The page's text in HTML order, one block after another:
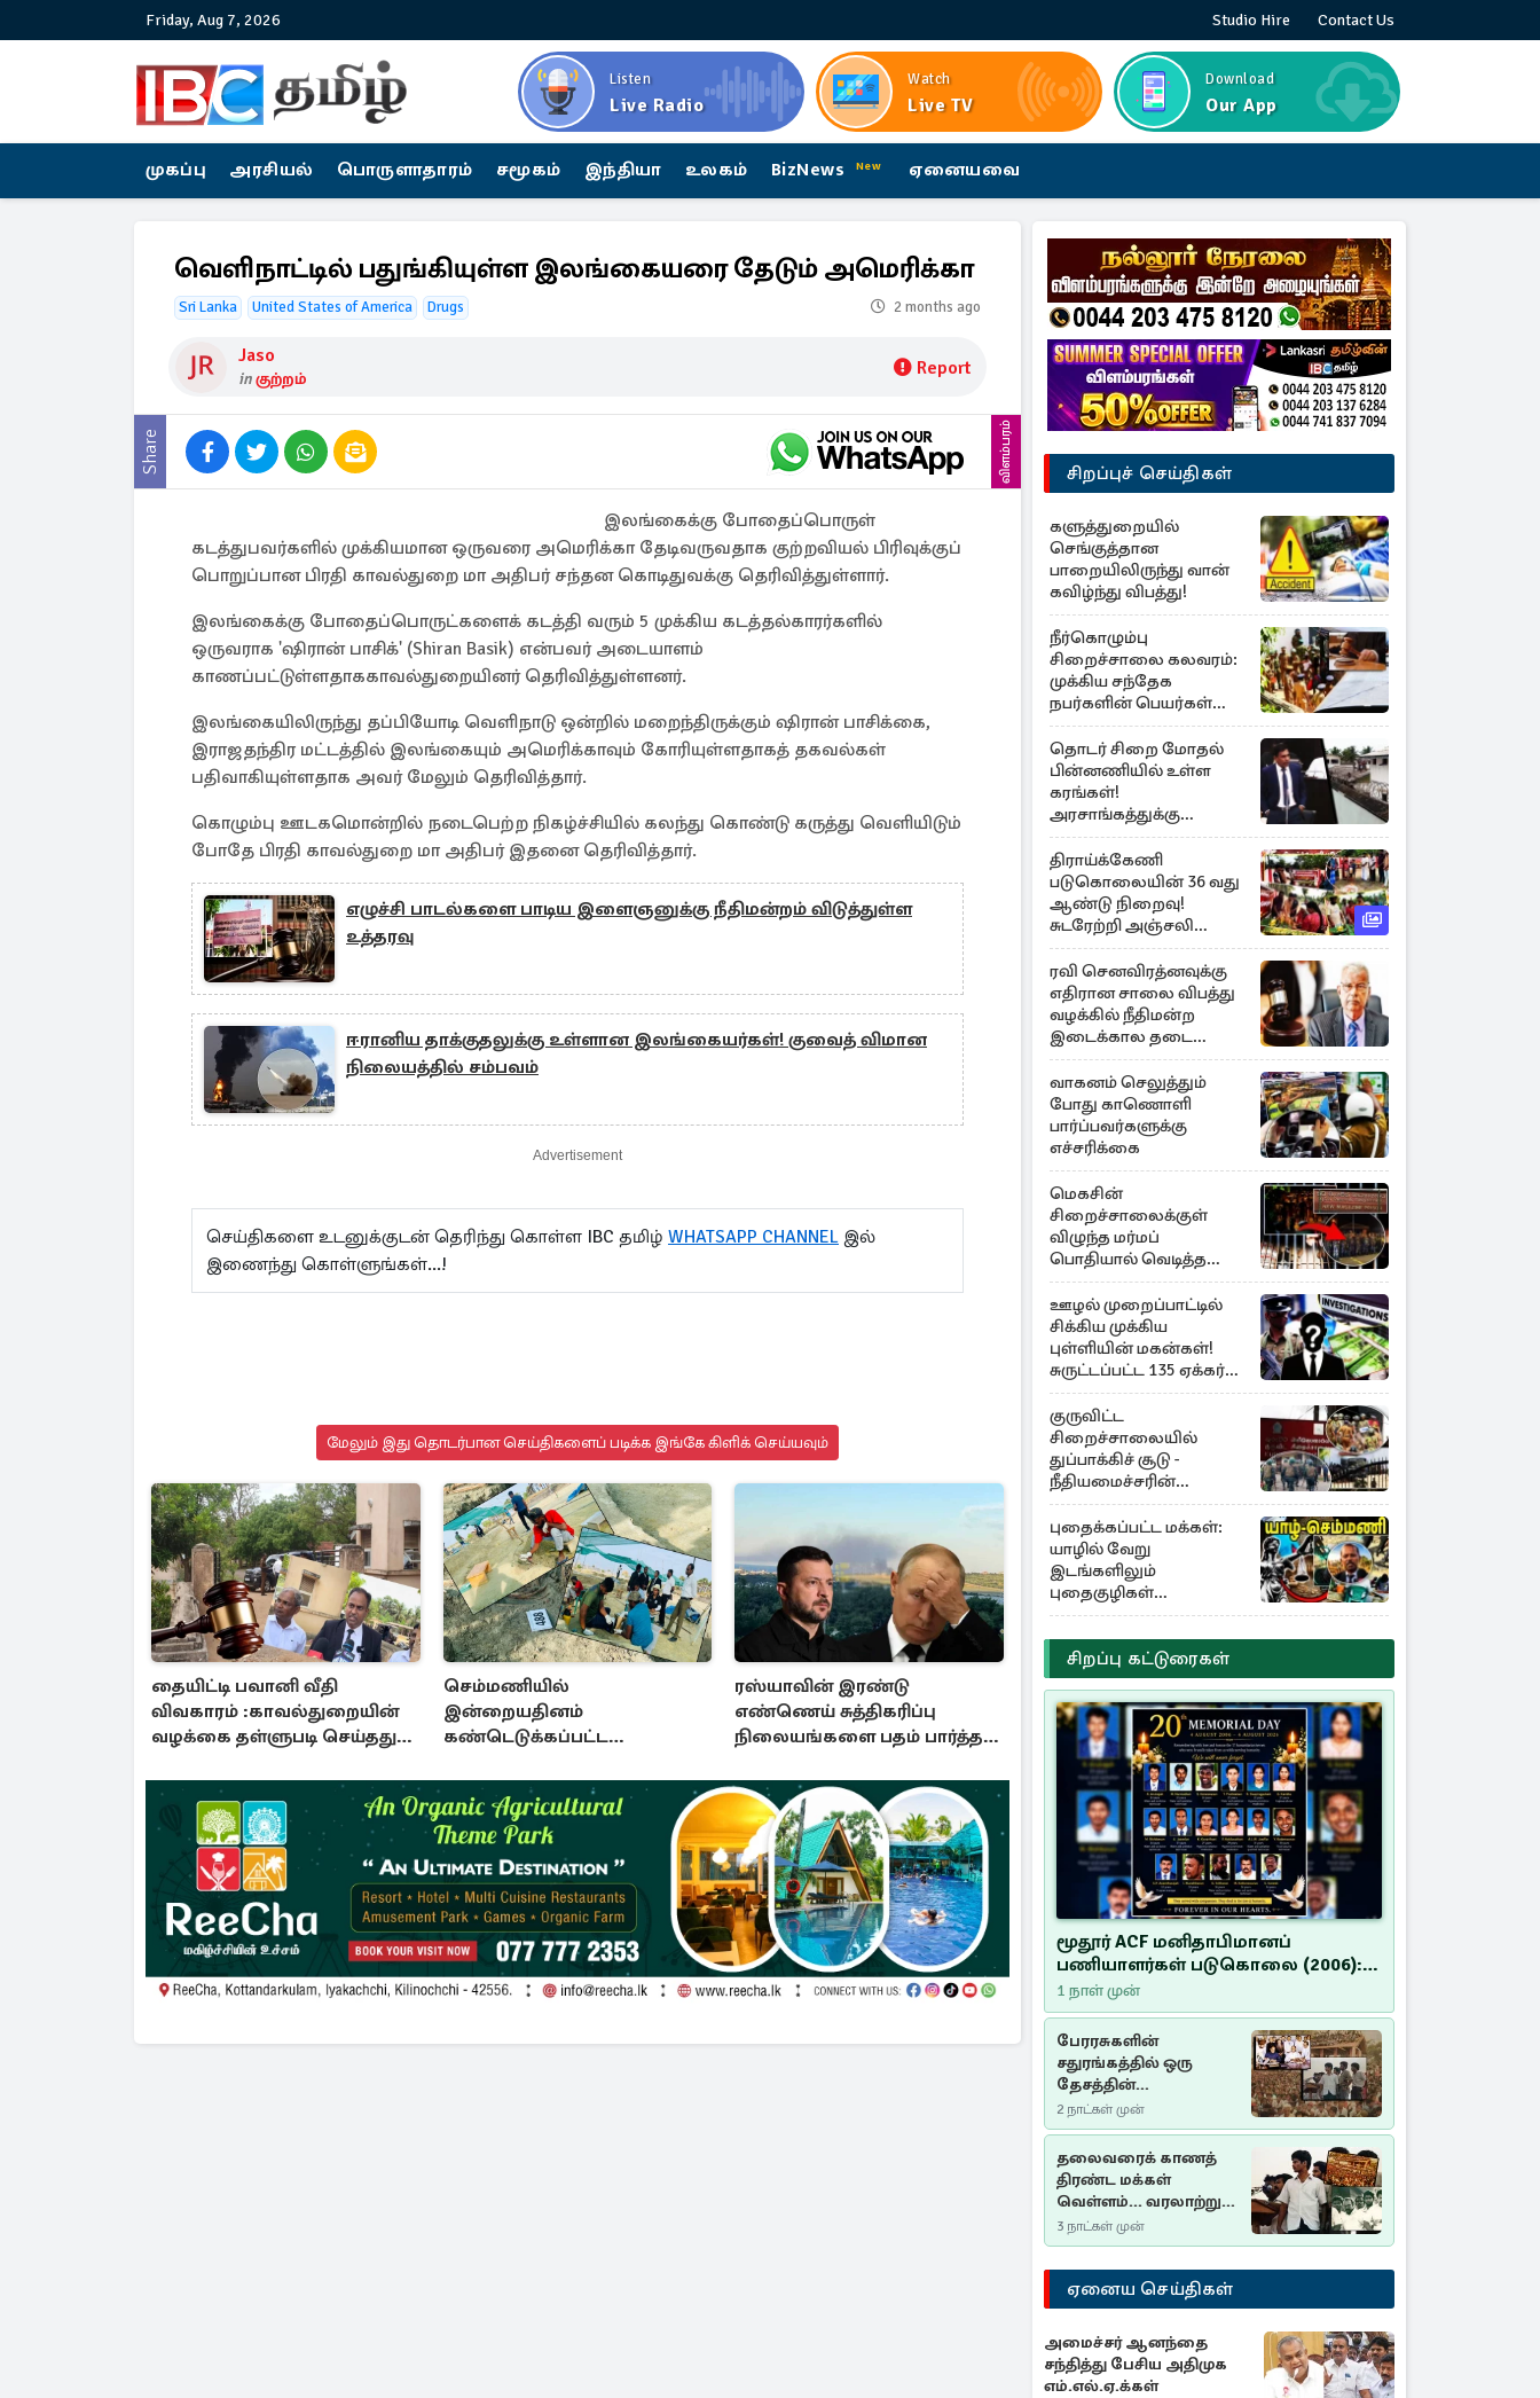
Friday, Aug 7, 2026 Studio Hire Contact Us
Listen
Live Radio
Watch
Live TV
Download
Our App
முகப்பு அரசியல் பொருளாதாரம் சமூகம் இந்தியா உலகம் BizNews New ஏனையவை
வெளிநாட்டில் பதுங்கியுள்ள இலங்கையரை தேடும் அமெரிக்கா
Sri Lanka United States of America Drugs 2 months ago
Jaso
inகுற்றம் Report
Share விளம்பரம்
இலங்கைக்கு போதைப்பொருள்
கடத்துபவர்களில் முக்கியமான ஒருவரை அமெரிக்கா தேடிவருவதாக குற்றவியல் பிரிவுக்குப்
பொறுப்பான பிரதி காவல்துறை மா அதிபர் சந்தன கொடிதுவக்கு தெரிவித்துள்ளார்.
இலங்கைக்கு போதைப்பொருட்களைக் கடத்தி வரும் 5 முக்கிய கடத்தல்காரர்களில்
ஒருவராக 'ஷிரான் பாசிக்' (Shiran Basik) என்பவர் அடையாளம்
காணப்பட்டுள்ளதாககாவல்துறையினர் தெரிவித்துள்ளனர்.
இலங்கையிலிருந்து தப்பியோடி வெளிநாடு ஒன்றில் மறைந்திருக்கும் ஷிரான் பாசிக்கை,
இராஜதந்திர மட்டத்தில் இலங்கையும் அமெரிக்காவும் கோரியுள்ளதாகத் தகவல்கள்
பதிவாகியுள்ளதாக அவர் மேலும் தெரிவித்தார்.
கொழும்பு ஊடகமொன்றில் நடைபெற்ற நிகழ்ச்சியில் கலந்து கொண்டு கருத்து வெளியிடும்
போதே பிரதி காவல்துறை மா அதிபர் இதனை தெரிவித்தார்.
எழுச்சி பாடல்களை பாடிய இளைஞனுக்கு நீதிமன்றம் விடுத்துள்ள
உத்தரவு
ஈரானிய தாக்குதலுக்கு உள்ளான இலங்கையர்கள்! குவைத் விமான
நிலையத்தில் சம்பவம்
Advertisement
செய்திகளை உடனுக்குடன் தெரிந்து கொள்ள IBC தமிழ் WHATSAPP CHANNEL இல்
இணைந்து கொள்ளுங்கள்...!
மேலும் இது தொடர்பான செய்திகளைப் படிக்க இங்கே கிளிக் செய்யவும்
தையிட்டி பவானி வீதி
விவகாரம் :காவல்துறையின்
வழக்கை தள்ளுபடி செய்தது
செம்மணியில்
இன்றையதினம்
கண்டெடுக்கப்பட்ட
ரஸ்யாவின் இரண்டு
எண்ணெய் சுத்திகரிப்பு
நிலையங்களை பதம் பார்த்தது
சிறப்புச் செய்திகள்
களுத்துறையில்
செங்குத்தான
பாறையிலிருந்து வான்
கவிழ்ந்து விபத்து!
நீர்கொழும்பு
சிறைச்சாலை கலவரம்:
முக்கிய சந்தேக
நபர்களின் பெயர்கள்
நீதிமன்றில் சமர்ப்பிப்பு!
தொடர் சிறை மோதல்
பின்னணியில் உள்ள
கரங்கள்!
அரசாங்கத்துக்கு
கிடைத்த புலனாய்வு
தகவல்
திராய்க்கேணி
படுகொலையின் 36 வது
ஆண்டு நிறைவு!
சுடரேற்றி அஞ்சலி
செலுத்திய மக்கள்
ரவி செனவிரத்னவுக்கு
எதிரான சாலை விபத்து
வழக்கில் நீதிமன்ற
இடைக்கால தடை
உத்தரவு!
வாகனம் செலுத்தும்
போது காணொளி
பார்ப்பவர்களுக்கு
எச்சரிக்கை
மெகசின்
சிறைச்சாலைக்குள்
விழுந்த மர்மப்
பொதியால் வெடித்த
மோதல் - ஒருவர் பலி :
பலர் காயம்
ஊழல் முறைப்பாட்டில்
சிக்கிய முக்கிய
புள்ளியின் மகன்கள்!
சுருட்டப்பட்ட 135 ஏக்கர்
தேயிலைத் தோட்டம்
குருவிட்ட
சிறைச்சாலையில்
துப்பாக்கிச் சூடு -
நீதியமைச்சரின்
அறிவிப்பு
புதைக்கப்பட்ட மக்கள்:
யாழில் வேறு
இடங்களிலும்
புதைகுழிகள்
இருக்கலாம்..!
எழுமாற்றாக அகழ்வு
சிறப்பு கட்டுரைகள்
மூதூர் ACF மனிதாபிமானப்
பணியாளர்கள் படுகொலை (2006):
20 ஆண்டுகளாகியும் நீதி
மறுக்கப்பட்ட மனிதாபிமானப்
பேரவலம்
1 நாள் முன்
பேரரசுகளின்
சதுரங்கத்தில் ஒரு
தேசத்தின்
தீர்க்கதரிசனம் :
சுதுமலை பிரகடனம்
ஒரு வரலாற்றுப் பாடம்
2 நாட்கள் முன்
தலைவரைக் காணத்
திரண்ட மக்கள்
வெள்ளம்... வரலாற்றுச்
சிறப்புமிக்க சுதுமலைப்
பிரகடனம்…
3 நாட்கள் முன்
ஏனைய செய்திகள்
அமைச்சர் ஆனந்தை
சந்தித்து பேசிய அதிமுக
எம்.எல்.ஏ.க்கள்